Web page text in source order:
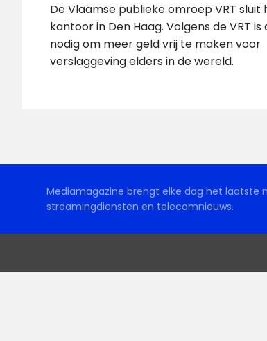
De Vlaamse publieke omroep VRT sluit
kantoor in Den Haag. Volgens de VRT is
nodig om meer geld vrij te maken voor
verslaggeving elders in de wereld.
Mediamagazine brengt elke dag het laatste
streamingdiensten en telecomnieuws.